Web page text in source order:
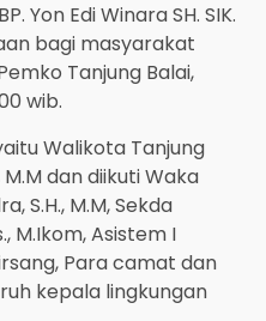
Yon Edi Winara SH. SIK.
bagi masyarakat
Tanjung Balai,
wib.
Walikota Tanjung
M.M dan diikuti Waka
S.H., M.M, Sekda
M.Ikom, Asistem I
Para camat dan
kepala lingkungan